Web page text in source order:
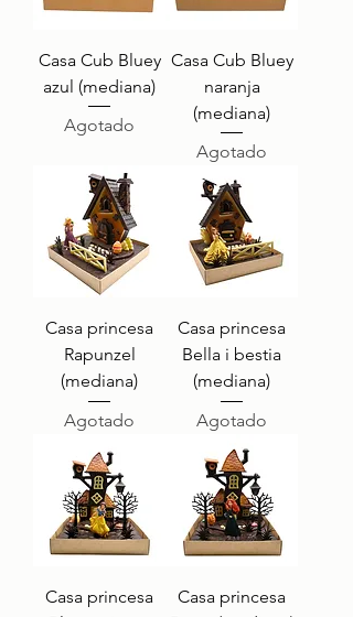
Casa Cub Bluey
azul (mediana)
Agotado
Casa Cub Bluey
naranja
(mediana)
Agotado
Casa princesa
Rapunzel
(mediana)
Agotado
Casa princesa
Bella i bestia
(mediana)
Agotado
Casa princesa
Casa princesa